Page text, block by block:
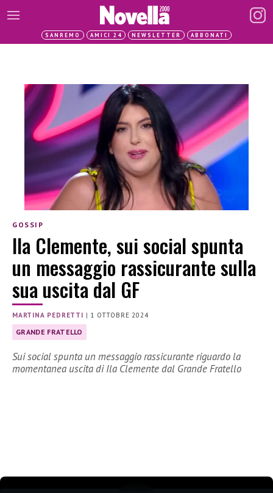
SANREMO AMICI 24 NEWSLETTER ABBONATI
GOSSIP
Ila Clemente, sui social spunta
un messaggio rassicurante sulla
sua uscita dal GF
MARTINA PEDRETTI | 1 OTTOBRE 2024
GRANDE FRATELLO
Sui social spunta un messaggio rassicurante riguardo la
momentanea uscita di Ila Clemente dal Grande Fratello